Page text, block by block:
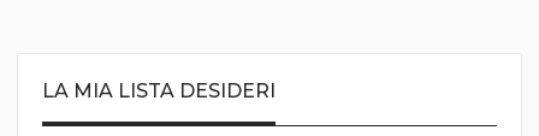
LA MIA LISTA DESIDERI